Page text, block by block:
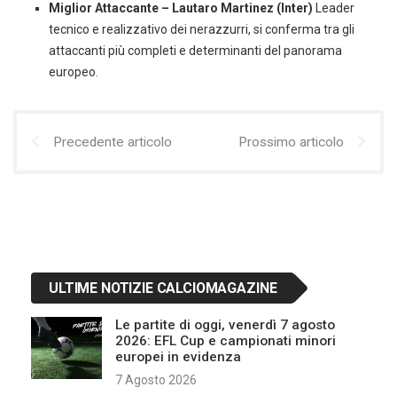
Miglior Attaccante – Lautaro Martinez (Inter) Leader
tecnico e realizzativo dei nerazzurri, si conferma tra gli
attaccanti più completi e determinanti del panorama
europeo.
Precedente articolo Prossimo articolo
ULTIME NOTIZIE CALCIOMAGAZINE
Le partite di oggi, venerdì 7 agosto
2026: EFL Cup e campionati minori
europei in evidenza
7 Agosto 2026